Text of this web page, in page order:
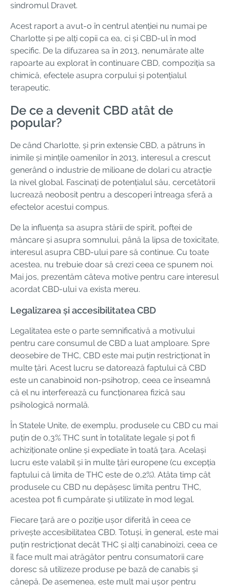
sindromul Dravet.
Acest raport a avut-o în centrul atenției nu numai pe
Charlotte și pe alți copii ca ea, ci și CBD-ul în mod
specific. De la difuzarea sa în 2013, nenumărate alte
rapoarte au explorat în continuare CBD, compoziția sa
chimică, efectele asupra corpului și potențialul
terapeutic.
De ce a devenit CBD atât de
popular?
De când Charlotte, și prin extensie CBD, a pătruns în
inimile și mințile oamenilor în 2013, interesul a crescut
generând o industrie de milioane de dolari cu atracție
la nivel global. Fascinați de potențialul său, cercetătorii
lucrează neobosit pentru a descoperi întreaga sferă a
efectelor acestui compus.
De la influența sa asupra stării de spirit, poftei de
mâncare și asupra somnului, până la lipsa de toxicitate,
interesul asupra CBD-ului pare să continue. Cu toate
acestea, nu trebuie doar să crezi ceea ce spunem noi.
Mai jos, prezentăm câteva motive pentru care interesul
acordat CBD-ului va exista mereu.
Legalizarea și accesibilitatea CBD
Legalitatea este o parte semnificativă a motivului
pentru care consumul de CBD a luat amploare. Spre
deosebire de THC, CBD este mai puțin restricționat în
multe țări. Acest lucru se datorează faptului că CBD
este un canabinoid non-psihotrop, ceea ce înseamnă
că el nu interferează cu funcționarea fizică sau
psihologică normală.
În Statele Unite, de exemplu, produsele cu CBD cu mai
puțin de 0,3% THC sunt în totalitate legale și pot fi
achiziționate online și expediate în toată țara. Același
lucru este valabil și în multe țări europene (cu excepția
faptului că limita de THC este de 0,2%). Atâta timp cât
produsele cu CBD nu depășesc limita pentru THC,
acestea pot fi cumpărate și utilizate în mod legal.
Fiecare țară are o poziție ușor diferită în ceea ce
privește accesibilitatea CBD. Totuși, în general, este mai
puțin restricționat decât THC și alți canabinoizi, ceea ce
îl face mult mai atrăgător pentru consumatorii care
doresc să utilizeze produse pe bază de canabis și
cânepă. De asemenea, este mult mai ușor pentru